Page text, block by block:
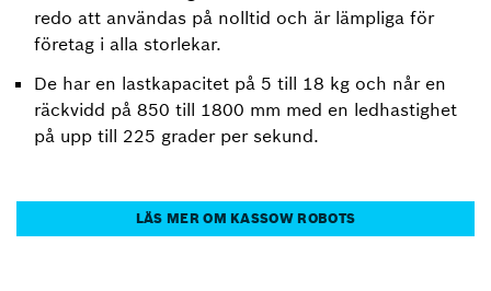
redo att användas på nolltid och är lämpliga för
företag i alla storlekar.
De har en lastkapacitet på 5 till 18 kg och når en
räckvidd på 850 till 1800 mm med en ledhastighet
på upp till 225 grader per sekund.
LÄS MER OM KASSOW ROBOTS